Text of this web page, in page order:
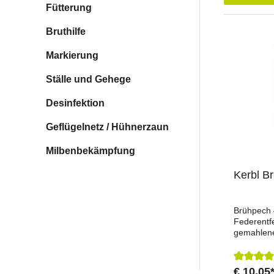
Fütterung
Bruthilfe
Markierung
Ställe und Gehege
Desinfektion
Geflügelnetz / Hühnerzaun
Milbenbekämpfung
Kerbl
Brühpech
und
€ 10,05*